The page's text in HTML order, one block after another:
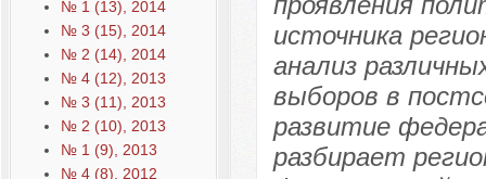
№ 1 (13), 2014
№ 3 (15), 2014
№ 2 (14), 2014
№ 4 (12), 2013
№ 3 (11), 2013
№ 2 (10), 2013
№ 1 (9), 2013
№ 4 (8), 2012
источника
анализ
выборов в
развитие
разбирает